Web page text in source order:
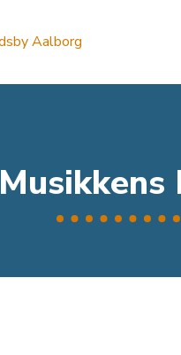
Musikkens